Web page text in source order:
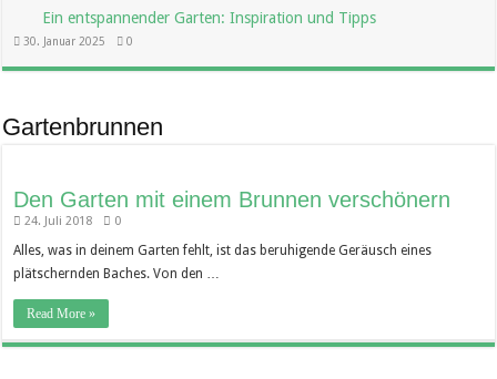
Ein entspannender Garten: Inspiration und Tipps
30. Januar 2025 0
Gartenbrunnen
Den Garten mit einem Brunnen verschönern
24. Juli 2018 0
Alles, was in deinem Garten fehlt, ist das beruhigende Geräusch eines
plätschernden Baches. Von den …
Read More »